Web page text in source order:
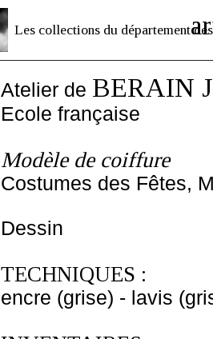
Les collections du département des
Atelier de BERAIN
Ecole française
Modèle de coiffure
Costumes des Fêtes,
Dessin
TECHNIQUES :
encre (grise) - lavis